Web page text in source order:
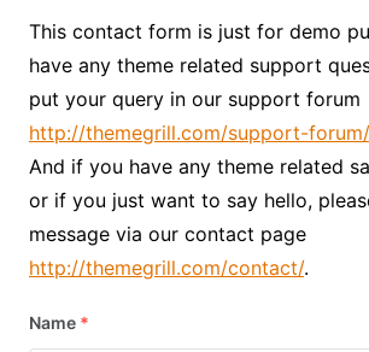
This contact form is just for demo
have any theme related support
put your query in our support forum
http://themegrill.com/support-forum/
And if you have any theme related
or if you just want to say hello,
message via our contact page
http://themegrill.com/contact/.
Name *